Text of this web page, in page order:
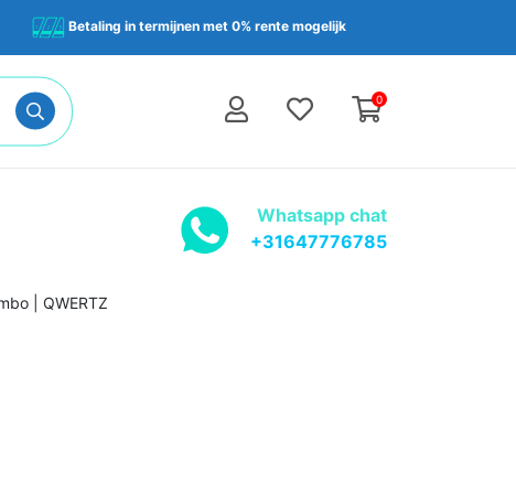
Betaling in termijnen met 0% rente mogelijk
0
Whatsapp chat
+31647776785
| QWERTZ